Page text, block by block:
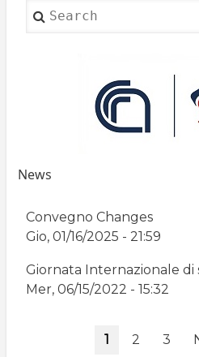
Search
News
Convegno Changes
Gio, 01/16/2025 - 21:59
Giornata Internazionale di
Mer, 06/15/2022 - 15:32
Pagina
1 Page
2 Page
3